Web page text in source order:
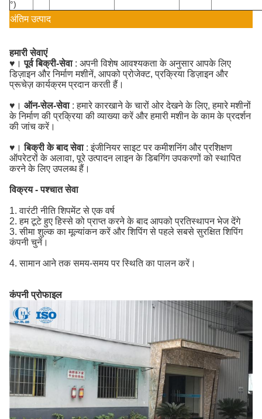
°)
अंतिम उत्पाद
हमारी सेवाएं
♥। पूर्व बिक्री-सेवा: अपनी विशेष आवश्यकता के अनुसार आपके लिए
डिज़ाइन और निर्माण मशीनें, आपको प्रोजेक्ट, प्रक्रिया डिज़ाइन और
प्रूचेज़ कार्यक्रम प्रदान करती हैं।
♥। ऑन-सेल-सेवा: हमारे कारखाने के चारों ओर देखने के लिए, हमारे मशीनों
के निर्माण की प्रक्रिया की व्याख्या करें और हमारी मशीन के काम के प्रदर्शन
की जांच करें।
♥। बिक्री के बाद सेवा: इंजीनियर साइट पर कमीशनिंग और प्रशिक्षण
ऑपरेटरों के अलावा, पूरे उत्पादन लाइन के डिबगिंग उपकरणों को स्थापित
करने के लिए उपलब्ध हैं।
विक्रय - पश्चात सेवा
1. वारंटी नीति शिपमेंट से एक वर्ष
2. हम टूटे हुए हिस्से को प्राप्त करने के बाद आपको प्रतिस्थापन भेज देंगे
3. सीमा शुल्क का मूल्यांकन करें और शिपिंग से पहले सबसे सुरक्षित शिपिंग
कंपनी चुनें।
4. सामान आने तक समय-समय पर स्थिति का पालन करें।
कंपनी प्रोफाइल